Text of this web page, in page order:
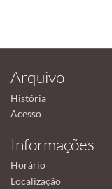
Arquivo
História
Acesso
Informações
Horário
Localização